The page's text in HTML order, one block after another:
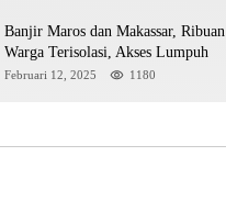
Banjir Maros dan Makassar, Ribuan
Warga Terisolasi, Akses Lumpuh
Februari 12, 2025 1180